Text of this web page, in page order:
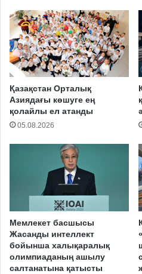
Қазақстан Орталық
Азиядағы көшуге ең
қолайлы ел атанды
05.08.2026
Мемлекет басшысы
Жасанды интеллект
бойынша халықаралық
олимпиаданың ашылу
салтанатына қатысты